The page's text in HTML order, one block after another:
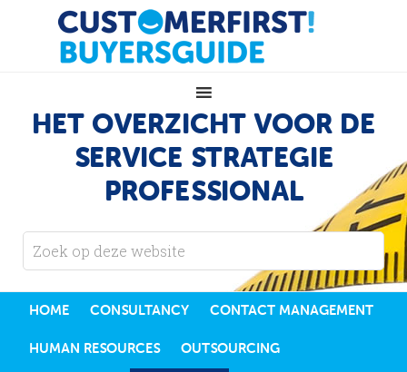
HET OVERZICHT VOOR DE
SERVICE STRATEGIE
PROFESSIONAL
HOME CONSULTANCY CONTACT MANAGEMENT
HUMAN RESOURCES OUTSOURCING